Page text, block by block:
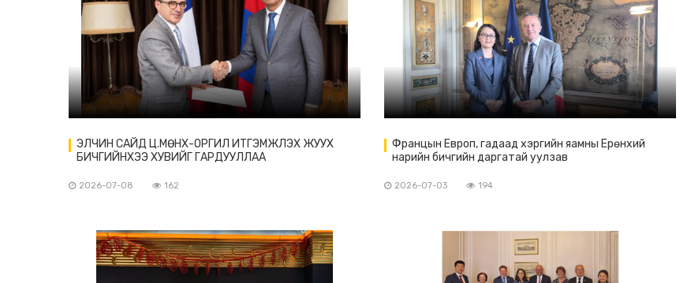
ЭЛЧИН САЙД Ц.МӨНХ-ОРГИЛ ИТГЭМЖЛЭХ ЖУУХ
БИЧГИЙНХЭЭ ХУВИЙГ ГАРДУУЛЛАА
2026-07-08 162
Францын Европ, гадаад хэргийн яамны Ерөнхий
нарийн бичгийн даргатай уулзав
2026-07-03 194